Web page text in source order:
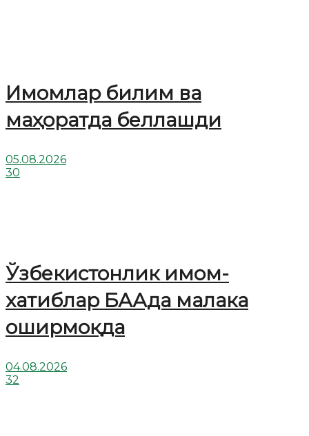
Имомлар билим ва
маҳоратда беллашди
05.08.2026
30
Ўзбекистонлик имом-
хатиблар БААда малака
оширмоқда
04.08.2026
32